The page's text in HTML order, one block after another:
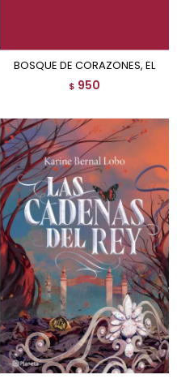
BOSQUE DE CORAZONES, EL
$ 950